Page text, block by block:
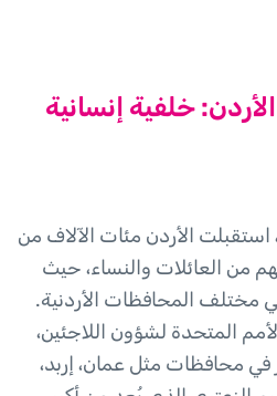
خلفية إنسانية
استقبلت الأردن مئات الآلاف من
من العائلات والنساء، حيث
المحافظات الأردنية.
المتحدة لشؤون اللاجئين،
في محافظات مثل عمان، إربد،